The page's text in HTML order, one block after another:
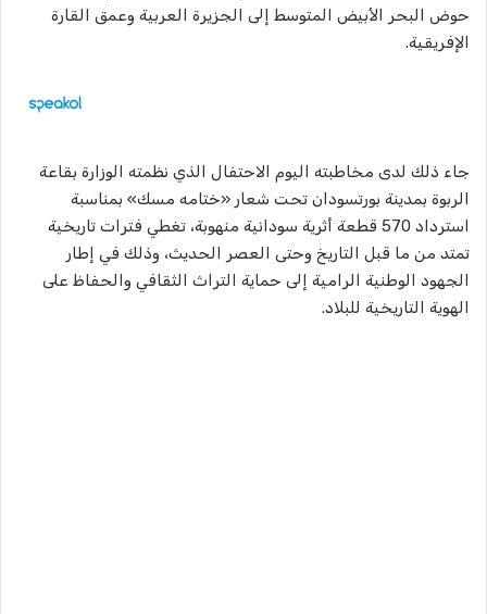
حوض البحر الأبيض المتوسط إلى الجزيرة العربية وعمق القارة
الإفريقية.
جاء ذلك لدى مخاطبته اليوم الاحتفال الذي نظمته الوزارة بقاعة
الربوة بمدينة بورتسودان تحت شعار «ختامه مسك» بمناسبة
استرداد 570 قطعة أثرية سودانية منهوبة، تغطي فترات تاريخية
تمتد من ما قبل التاريخ وحتى العصر الحديث، وذلك في إطار
الجهود الوطنية الرامية إلى حماية التراث الثقافي والحفاظ على
الهوية التاريخية للبلاد.